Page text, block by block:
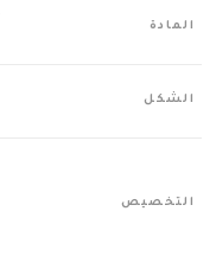
المادة
الشكل
التخصيص